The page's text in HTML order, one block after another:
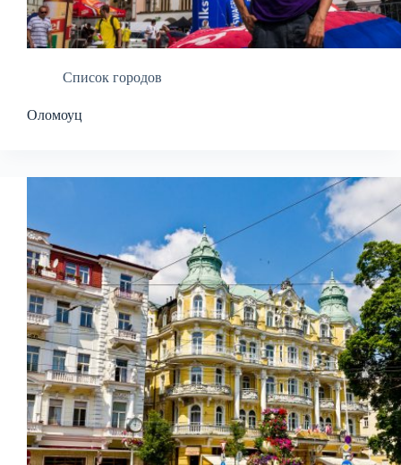
Список городов
Оломоуц